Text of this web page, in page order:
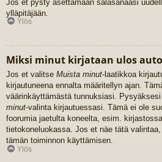
Jos et pysty asettamaan salasanaasi
ylläpitäjään.
Ylös
Miksi minut kirjataan ulos
Jos et valitse Muista minut-laatikkoa
kirjautuneena ennalta määritellyn ajan.
väärinkäyttämästä tunnuksiasi.
minut-valinta kirjautuessasi. Tämä ei ole
foorumia jaetulta koneelta, esim.
tietokoneluokassa. Jos et näe tätä
tämän toiminnon käyttämisen.
Ylös